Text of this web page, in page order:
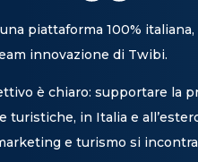
piattaforma 100%
innovazione di Twibi.
è chiaro: supportare la
turistiche, in Italia e
e turismo si